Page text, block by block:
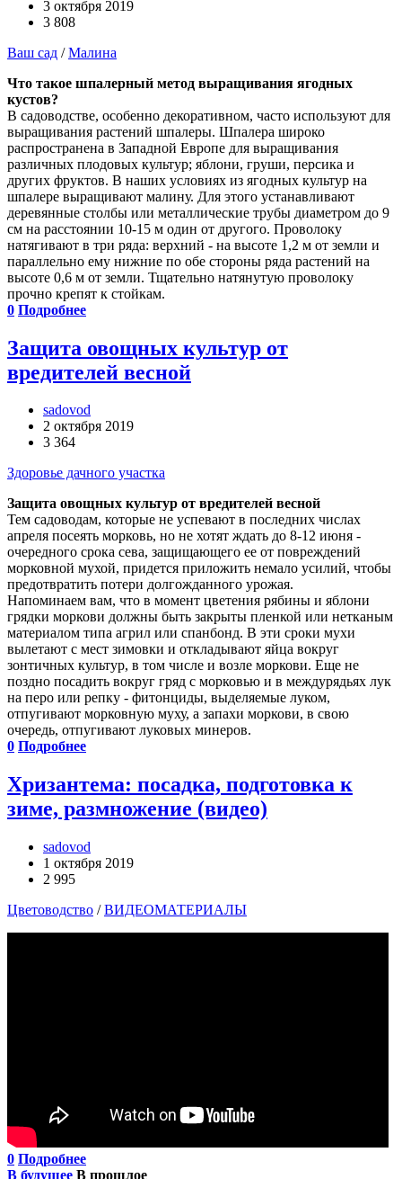
3 октября 2019
3 808
Ваш сад /Малина
Что такое шпалерный метод выращивания ягодных
кустов?
В садоводстве, особенно декоративном, часто используют для
выращивания растений шпалеры. Шпалера широко
распространена в Западной Европе для выращивания
различных плодовых культур; яблони, груши, персика и
других фруктов. В наших условиях из ягодных культур на
шпалере выращивают малину. Для этого устанавливают
деревянные столбы или металлические трубы диаметром до 9
см на расстоянии 10-15 м один от другого. Проволоку
натягивают в три ряда: верхний - на высоте 1,2 м от земли и
параллельно ему нижние по обе стороны ряда растений на
высоте 0,6 м от земли. Тщательно натянутую проволоку
прочно крепят к стойкам.
0 Подробнее
Защита овощных культур от
вредителей весной
sadovod
2 октября 2019
3 364
Здоровье дачного участка
Защита овощных культур от вредителей весной
Тем садоводам, которые не успевают в последних числах
апреля посеять морковь, но не хотят ждать до 8-12 июня -
очередного срока сева, защищающего ее от повреждений
морковной мухой, придется приложить немало усилий, чтобы
предотвратить потери долгожданного урожая.
Напоминаем вам, что в момент цветения рябины и яблони
грядки моркови должны быть закрыты пленкой или нетканым
материалом типа агрил или спанбонд. В эти сроки мухи
вылетают с мест зимовки и откладывают яйца вокруг
зонтичных культур, в том числе и возле моркови. Еще не
поздно посадить вокруг гряд с морковью и в междурядьях лук
на перо или репку - фитонциды, выделяемые луком,
отпугивают морковную муху, а запахи моркови, в свою
очередь, отпугивают луковых минеров.
0 Подробнее
Хризантема: посадка, подготовка к
зиме, размножение (видео)
sadovod
1 октября 2019
2 995
Цветоводство /ВИДЕОМАТЕРИАЛЫ
0 Подробнее
В будущее В прошлое